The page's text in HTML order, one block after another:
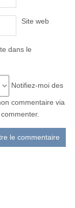
Site web
dans le
Notifiez-moi des
commentaire via